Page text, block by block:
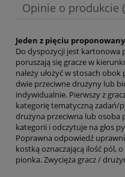
Opinie o produkcie
Jeden z pięciu
Do dyspozycji jest kartonowa
poruszają się gracze w
należy ułożyć w stosach obok
dwie przeciwne drużyny lub
indywidualnie. Pierwszy z
kategorię tematyczną zadań/
drużyna przeciwna lub osoba
kategorii i odczytuje na głos
Poprawna odpowiedź
kostką oznaczającą ilość pól,
pionka. Zwycięża gracz /